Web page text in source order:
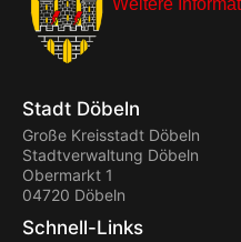
Stadt Döbeln
Große Kreisstadt Döbeln
Stadtverwaltung Döbeln
Obermarkt 1
04720 Döbeln
Schnell-Links
Weitere